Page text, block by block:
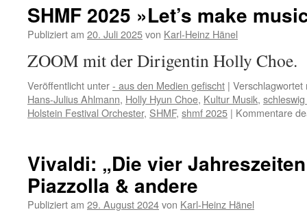
SHMF 2025 »Let’s make
Publiziert am 20. Juli 2025von Karl-Heinz Hänel
ZOOM mit der Dirigentin Holly Choe.
Veröffentlicht unter- aus den Medien gefischt | Verschlagwortet
Hans-Julius Ahlmann, Holly Hyun Choe, Kultur Musik,
Holstein Festival Orchester, SHMF, shmf 2025 | Kommentare
Vivaldi: „Die vier
Piazzolla & andere
Publiziert am 29. August 2024von Karl-Heinz Hänel